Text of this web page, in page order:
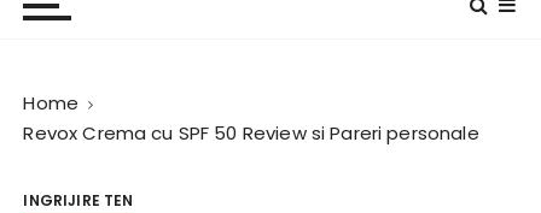
Home
Revox Crema cu SPF 50 Review si Pareri personale
INGRIJIRE TEN